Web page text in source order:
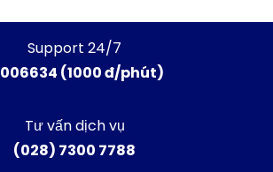
Support 24/7
(1000 đ/phút)
Tư vấn dịch vụ
(028) 7300 7788